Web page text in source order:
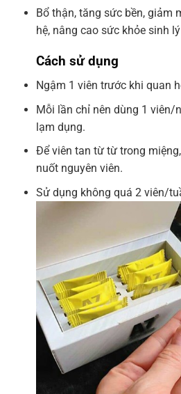
Bổ thận, tăng sức bền, giảm
hệ, nâng cao sức khỏe sinh
Cách sử dụng
Ngậm 1 viên trước khi quan
Mỗi lần chỉ nên dùng 1 viên/
lạm dụng.
Để viên tan từ từ trong
nuốt nguyên viên.
Sử dụng không quá 2 viên/